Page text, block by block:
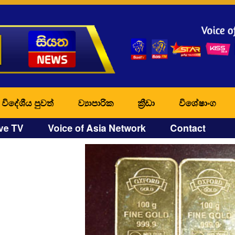
විදේශීය පුවත් ව්‍යාපාරික ක්‍රීඩා විශේෂාංග
TV Voice of Asia Network Contact